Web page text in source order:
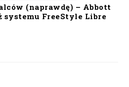
(naprawdę) – Abbott
systemu FreeStyle Libre